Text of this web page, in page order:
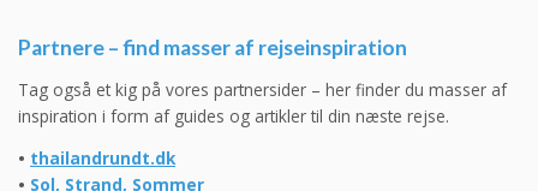
Partnere – find masser af rejseinspiration
Tag også et kig på vores partnersider – her finder du masser af
inspiration i form af guides og artikler til din næste rejse.
• thailandrundt.dk
• Sol, Strand, Sommer